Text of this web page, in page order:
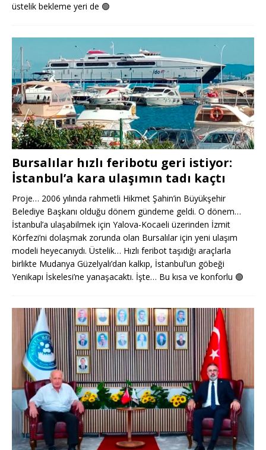
üstelik bekleme yeri de 🟢
Bursalılar hızlı feribotu geri istiyor:
İstanbul’a kara ulaşımın tadı kaçtı
Proje… 2006 yılında rahmetli Hikmet Şahin’in Büyükşehir
Belediye Başkanı olduğu dönem gündeme geldi. O dönem…
İstanbul’a ulaşabilmek için Yalova-Kocaeli üzerinden İzmit
Körfezi’ni dolaşmak zorunda olan Bursalılar için yeni ulaşım
modeli heyecanıydı. Üstelik… Hızlı feribot taşıdığı araçlarla
birlikte Mudanya Güzelyalı’dan kalkıp, İstanbul’un göbeği
Yenikapı İskelesi’ne yanaşacaktı. İşte… Bu kısa ve konforlu 🟢